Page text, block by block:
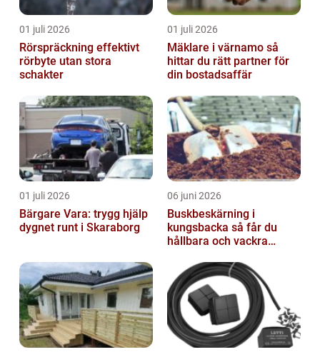
01 juli 2026
Rörspräckning effektivt
rörbyte utan stora
schakter
01 juli 2026
Mäklare i värnamo så
hittar du rätt partner för
din bostadsaffär
01 juli 2026
Bärgare Vara: trygg hjälp
dygnet runt i Skaraborg
06 juni 2026
Buskbeskärning i
kungsbacka så får du
hållbara och vackra